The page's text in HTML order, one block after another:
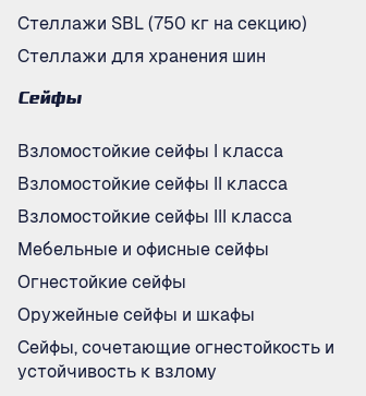
Стеллажи SBL (750 кг на секцию)
Стеллажи для хранения шин
Сейфы
Взломостойкие сейфы I класса
Взломостойкие сейфы II класса
Взломостойкие сейфы III класса
Мебельные и офисные сейфы
Огнестойкие сейфы
Оружейные сейфы и шкафы
Сейфы, сочетающие огнестойкость и
устойчивость к взлому